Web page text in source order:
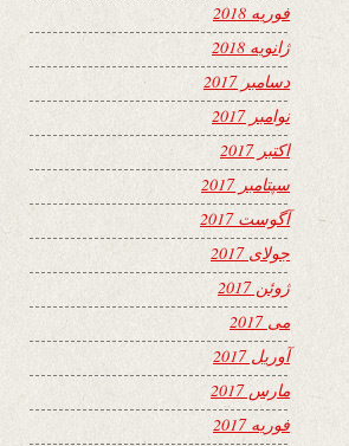
فوریه 2018
ژانویه 2018
دسامبر 2017
نوامبر 2017
اکتبر 2017
سپتامبر 2017
آگوست 2017
جولای 2017
ژوئن 2017
می 2017
آوریل 2017
مارس 2017
فوریه 2017